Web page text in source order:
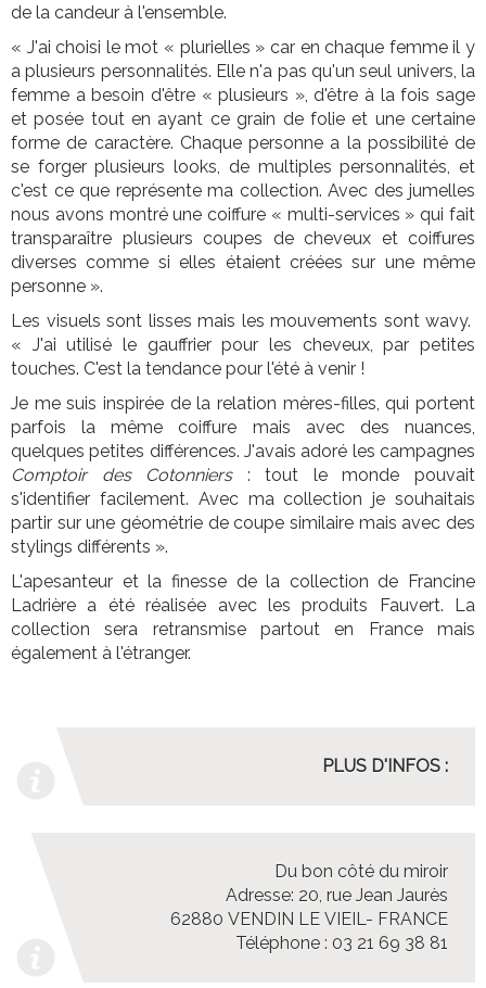
de la candeur à l'ensemble.
« J'ai choisi le mot « plurielles » car en chaque femme il y
a plusieurs personnalités. Elle n'a pas qu'un seul univers, la
femme a besoin d'être « plusieurs », d'être à la fois sage
et posée tout en ayant ce grain de folie et une certaine
forme de caractère. Chaque personne a la possibilité de
se forger plusieurs looks, de multiples personnalités, et
c'est ce que représente ma collection. Avec des jumelles
nous avons montré une coiffure « multi-services » qui fait
transparaître plusieurs coupes de cheveux et coiffures
diverses comme si elles étaient créées sur une même
personne ».
Les visuels sont lisses mais les mouvements sont wavy.
« J'ai utilisé le gauffrier pour les cheveux, par petites
touches. C'est la tendance pour l'été à venir !
Je me suis inspirée de la relation mères-filles, qui portent
parfois la même coiffure mais avec des nuances,
quelques petites différences. J'avais adoré les campagnes
Comptoir des Cotonniers: tout le monde pouvait
s'identifier facilement. Avec ma collection je souhaitais
partir sur une géométrie de coupe similaire mais avec des
stylings différents ».
L'apesanteur et la finesse de la collection de Francine
Ladrière a été réalisée avec les produits Fauvert. La
collection sera retransmise partout en France mais
également à l'étranger.
PLUS D'INFOS :
Du bon côté du miroir
Adresse: 20, rue Jean Jaurès
62880 VENDIN LE VIEIL- FRANCE
Téléphone : 03 21 69 38 81